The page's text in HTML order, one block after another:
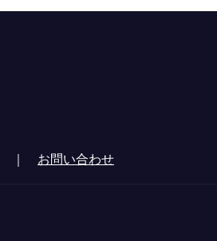
｜ お問い合わせ